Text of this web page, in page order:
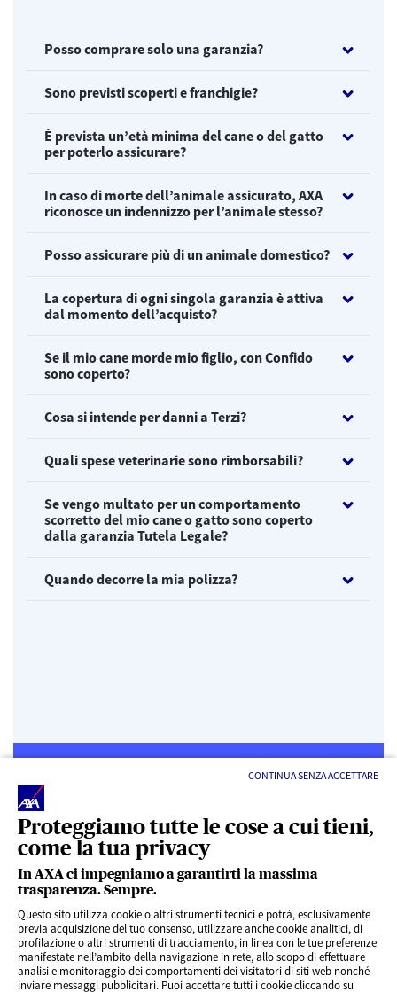
Proteggiamo tutte le cose a cui tieni,
come la tua privacy
In AXA ci impegniamo a garantirti la massima
trasparenza. Sempre.
Questo sito utilizza cookie o altri strumenti tecnici e potrà, esclusivamente
previa acquisizione del tuo consenso, utilizzare anche cookie analitici, di
profilazione o altri strumenti di tracciamento, in linea con le tue preferenze
manifestate nell’ambito della navigazione in rete, allo scopo di effettuare
analisi e monitoraggio dei comportamenti dei visitatori di siti web nonché
inviare messaggi pubblicitari. Puoi accettare tutti i cookie cliccando su
CONTINUA SENZA ACCETTARE
Posso comprare solo una garanzia?
Sono previsti scoperti e franchigie?
È prevista un’età minima del cane o del gatto
per poterlo assicurare?
In caso di morte dell’animale assicurato, AXA
riconosce un indennizzo per l’animale stesso?
Posso assicurare più di un animale domestico?
La copertura di ogni singola garanzia è attiva
dal momento dell’acquisto?
Se il mio cane morde mio figlio, con Confido
sono coperto?
Cosa si intende per danni a Terzi?
Quali spese veterinarie sono rimborsabili?
Se vengo multato per un comportamento
scorretto del mio cane o gatto sono coperto
dalla garanzia Tutela Legale?
Quando decorre la mia polizza?
LINK UTILI
ACCESSO VELOCE
SERVIZI AL CLIENTE